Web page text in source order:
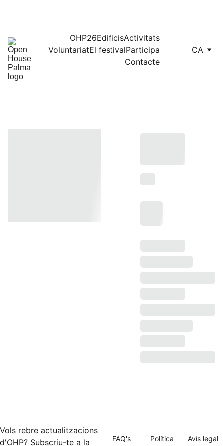
OHP26EdificisActivitats
VoluntariatEl festivalParticipa
Contacte
CA
Vols rebre actualitzacions
d'OHP? Subscriu-te a la
FAQ's
Política
Avís legal